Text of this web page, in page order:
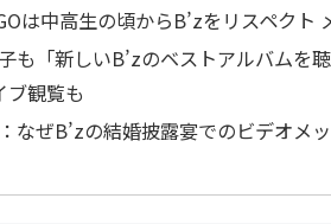
は中高生の頃からB’zをリスペクト
も「新しいB’zのベストアルバムを
ブ観覧も
なぜB’zの結婚披露宴でのビデオメ